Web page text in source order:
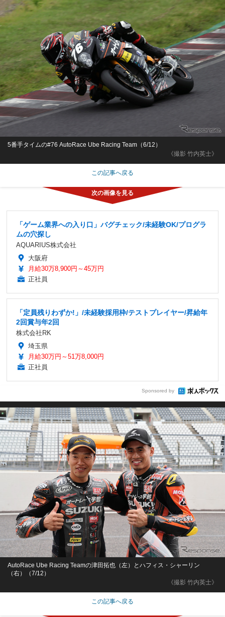
《撮影 竹内英士》
5番手タイムの#76 AutoRace Ube Racing Team（6/12）
この記事へ戻る
「ゲーム業界への入り口」バグチェック/未経験OK/プログラ
ムの穴探し
AQUARIUS株式会社
大阪府
月給30万8,900円～45万円
正社員
「定員残りわずか!」/未経験採用枠/テストプレイヤー/昇給年
2回賞与年2回
株式会社RK
埼玉県
月給30万円～51万8,000円
正社員
Sponsored by
《撮影 竹内英士》
AutoRace Ube Racing Teamの津田拓也（左）とハフィス・シャーリン
（右）（7/12）
この記事へ戻る